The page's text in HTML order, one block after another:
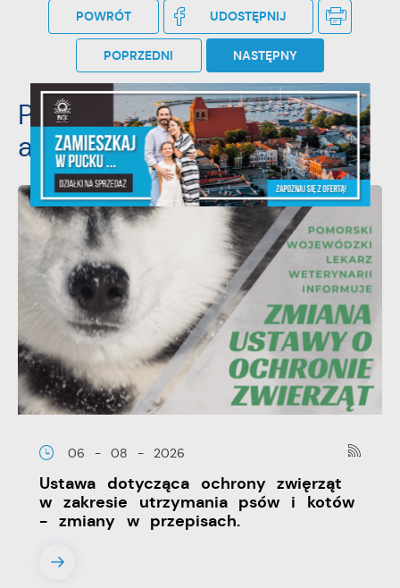
POWRÓT UDOSTĘPNIJ
POPRZEDNI NASTĘPNY
Pozostałe
aktualności
06 - 08 - 2026
Ustawa dotycząca ochrony zwięrząt
w zakresie utrzymania psów i kotów
- zmiany w przepisach.